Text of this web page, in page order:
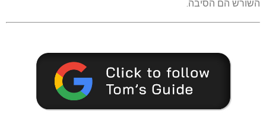
השורש הם הסיבה.